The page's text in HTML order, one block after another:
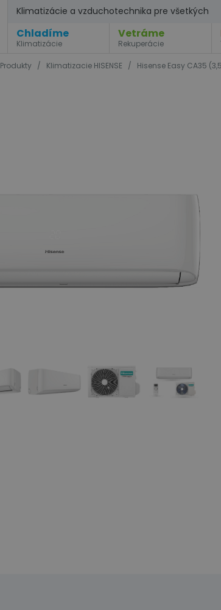
Klimatizácie a vzduchotechnika pre všetkých
Chladíme
Klimatizácie
Vetráme
Rekuperácie
Produkty / Klimatizacie HISENSE / Hisense Easy CA35